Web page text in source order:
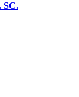
SC.